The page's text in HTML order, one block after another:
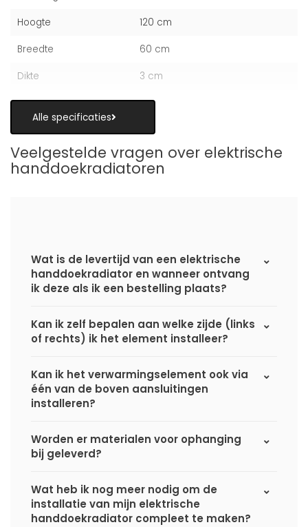
Hoogte 120 cm
Breedte 60 cm
Dikte 3 cm
Alle specificaties
Veelgestelde vragen over elektrische
handdoekradiatoren
Wat is de levertijd van een elektrische
handdoekradiator en wanneer ontvang
ik deze als ik een bestelling plaats?
Kan ik zelf bepalen aan welke zijde (links
of rechts) ik het element installeer?
Kan ik het verwarmingselement ook via
één van de boven aansluitingen
installeren?
Worden er materialen voor ophanging
bij geleverd?
Wat heb ik nog meer nodig om de
installatie van mijn elektrische
handdoekradiator compleet te maken?